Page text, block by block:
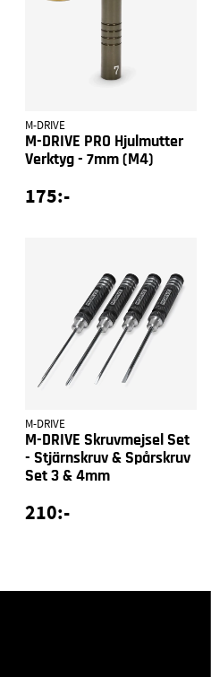
M-DRIVE
M-DRIVE PRO Hjulmutter
Verktyg - 7mm (M4)
175:-
M-DRIVE
M-DRIVE Skruvmejsel Set
- Stjärnskruv & Spårskruv
Set 3 & 4mm
210:-